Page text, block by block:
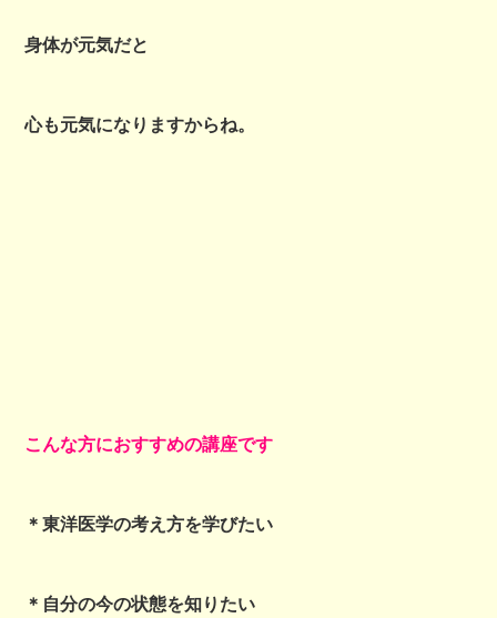
身体が元気だと
心も元気になりますからね。
こんな方におすすめの講座です
＊東洋医学の考え方を学びたい
＊自分の今の状態を知りたい